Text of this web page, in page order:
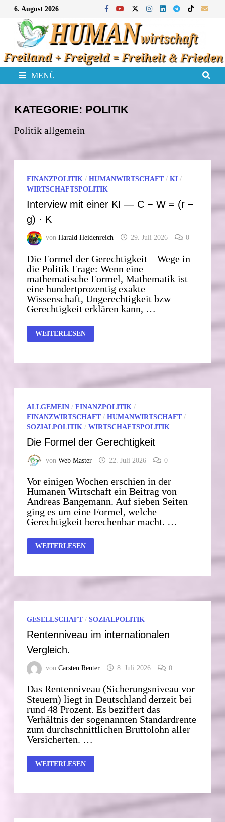
Zum
Inhalt
springen
6. August 2026
MENÜ
KATEGORIE: POLITIK
Politik allgemein
FINANZPOLITIK /HUMANWIRTSCHAFT/KI /
WIRTSCHAFTSPOLITIK
Interview mit einer KI — C − W = (r −
g) · K
vonHarald Heidenreich 29. Juli 2026 0
Die Formel der Gerechtigkeit – Wege in
die Politik Frage: Wenn eine
mathematische Formel, Mathematik ist
eine hundertprozentig exakte
Wissenschaft, Ungerechtigkeit bzw
Gerechtigkeit erklären kann, …
INTERVIEW
MIT
=
G)
·
WEITERLESEN
ALLGEMEIN /FINANZPOLITIK /
FINANZWIRTSCHAFT/HUMANWIRTSCHAFT/
SOZIALPOLITIK /WIRTSCHAFTSPOLITIK
Die Formel der Gerechtigkeit
vonWeb Master 22. Juli 2026 0
Vor einigen Wochen erschien in der
Humanen Wirtschaft ein Beitrag von
Andreas Bangemann. Auf sieben Seiten
ging es um eine Formel, welche
Gerechtigkeit berechenbar macht. …
DIE
FORMEL
WEITERLESEN
GESELLSCHAFT/SOZIALPOLITIK
Rentenniveau im internationalen
Vergleich.
vonCarsten Reuter 8. Juli 2026 0
Das Rentenniveau (Sicherungsniveau vor
Steuern) liegt in Deutschland derzeit bei
rund 48 Prozent. Es beziffert das
Verhältnis der sogenannten Standardrente
zum durchschnittlichen Bruttolohn aller
Versicherten. …
RENTENNIVEAU
IM
WEITERLESEN